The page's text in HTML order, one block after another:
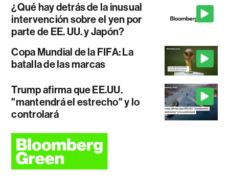
¿Qué hay detrás de la inusual
intervención sobre el yen por
parte de EE. UU. y Japón?
Copa Mundial de la FIFA: La
batalla de las marcas
Trump afirma que EE.UU.
"mantendrá el estrecho" y lo
controlará